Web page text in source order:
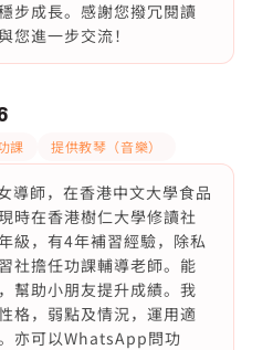
步成長。感謝您撥冗閱讀
您進一步交流！
課 提供教琴（音樂）
導師，在香港中文大學食品
時在香港樹仁大學修讀社
級，有4年補習經驗，除私
社擔任功課輔導老師。能
幫助小朋友提升成績。我
格，弱點及情況，運用適
亦可以WhatsApp問功